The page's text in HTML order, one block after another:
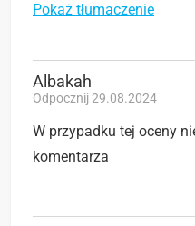
Pokaż tłumaczenie
Albakah
Odpocznij 29.08.2024
W przypadku tej oceny
komentarza